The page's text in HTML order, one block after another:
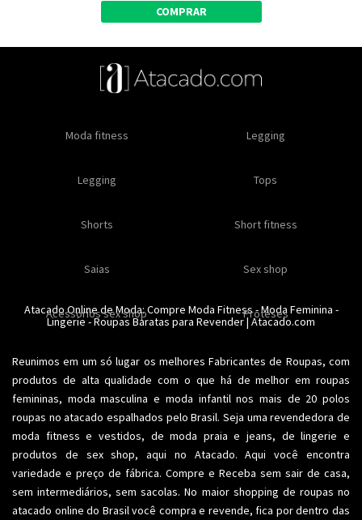
COMPRAR
Especial natal Toda loja
Feminino Moda feminina
Moda feminina Moda íntima
Moda fitness Moda praia
Plus size Acessórios femininos
Masculino Moda masculino
Moda masculina Moda intima masculina
Acessórios masculinos Moda íntima
Calcinhas Soutiens
Conjuntos Modeladores
Moda fitness Legging
Legging Tops
Shorts Short fitness
Saias Sex shop
Acessorios sex shop Proteses
Oleos e cremes Comestiveis
Kits Lançamentos
Ofertas Roupas para revender
Atacado Online de Moda: Compre Moda Fitness-Moda Feminina -
Lingerie-Roupas Baratas para Revender| Atacado.com
Reunimos em um só lugar os melhoresFabricantes de Roupas, com
produtos de alta qualidade com o que há de melhor em roupas
femininas, moda masculina e moda infantil nos mais de 20 polos
roupas no atacado espalhados pelo Brasil. Seja uma revendedora de
moda fitness e vestidos, de moda praia e jeans, de lingerie e
produtos de sex shop, aqui no Atacado. Aqui você encontra
variedade e preço de fábrica. Compre e Receba sem sair de casa,
sem intermediários, sem sacolas. No maior shopping de roupas no
atacado online do Brasil você compra e revende, fica por dentro das